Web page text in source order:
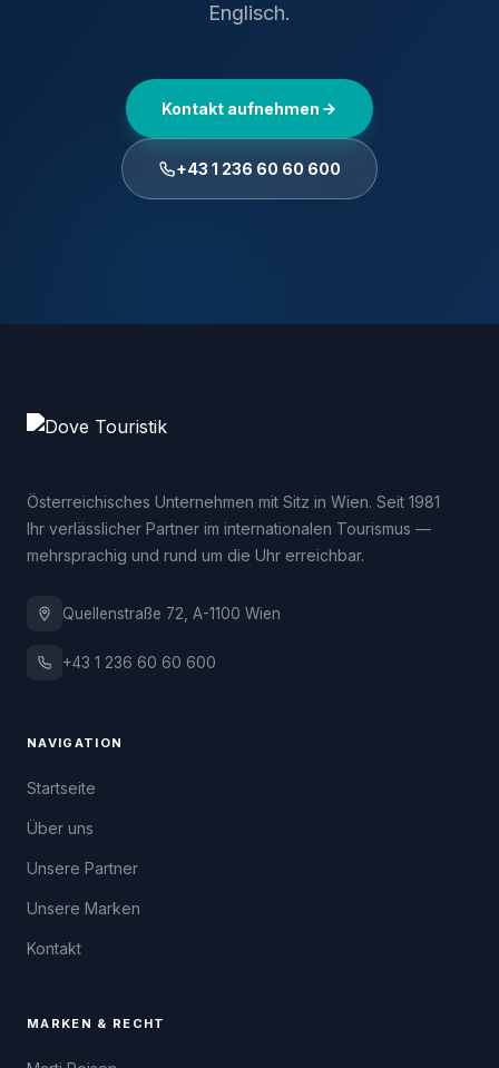
Englisch.
Kontakt aufnehmen
+43 1 236 60 60 600
Österreichisches Unternehmen mit Sitz in Wien. Seit 1981
Ihr verlässlicher Partner im internationalen Tourismus —
mehrsprachig und rund um die Uhr erreichbar.
Quellenstraße 72, A-1100 Wien
+43 1 236 60 60 600
NAVIGATION
Startseite
Über uns
Unsere Partner
Unsere Marken
Kontakt
MARKEN & RECHT